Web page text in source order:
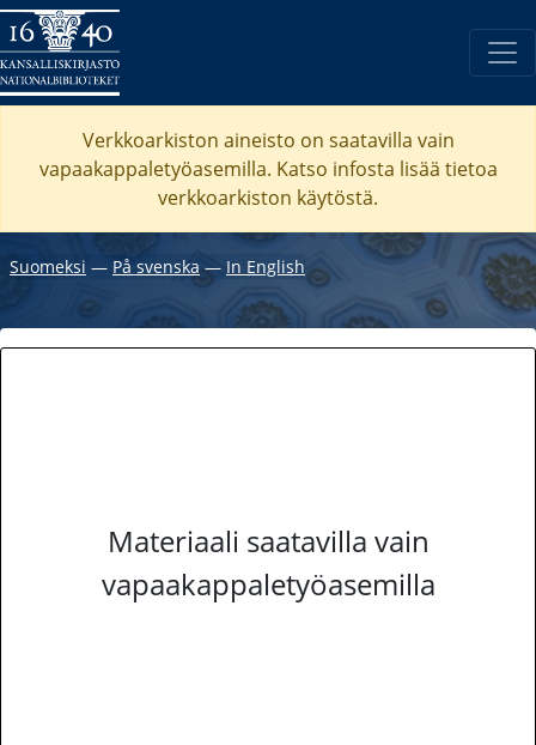
Verkkoarkiston aineisto on saatavilla vain
vapaakappaletyöasemilla. Katso infosta lisää tietoa
verkkoarkiston käytöstä.
Suomeksi ― På svenska― In English
Materiaali saatavilla vain
vapaakappaletyöasemilla